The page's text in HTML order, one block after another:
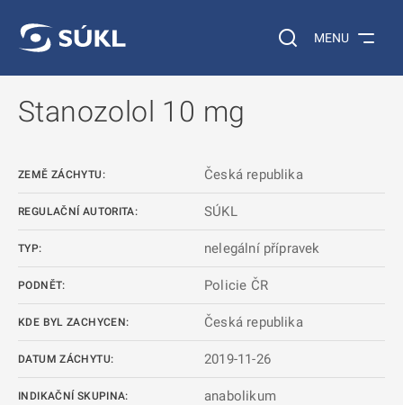
Vyhledávání na
MENU
Stanozolol 10 mg
ZEMĚ ZÁCHYTU: Česká republika
REGULAČNÍ AUTORITA: SÚKL
TYP: nelegální přípravek
PODNĚT: Policie ČR
KDE BYL ZACHYCEN: Česká republika
DATUM ZÁCHYTU: 2019-11-26
INDIKAČNÍ SKUPINA: anabolikum